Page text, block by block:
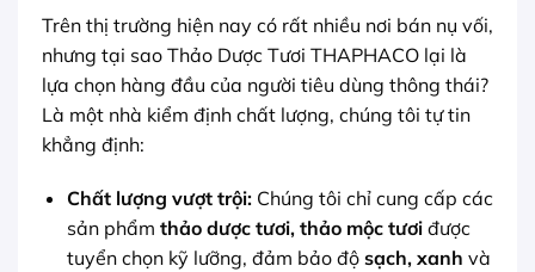
Trên thị trường hiện nay có rất nhiều nơi bán nụ vối,
nhưng tại sao Thảo Dược Tươi THAPHACO lại là
lựa chọn hàng đầu của người tiêu dùng thông thái?
Là một nhà kiểm định chất lượng, chúng tôi tự tin
khẳng định:
Chất lượng vượt trội:Chúng tôi chỉ cung cấp các
sản phẩm thảo dược tươi, thảo mộc tươiđược
tuyển chọn kỹ lưỡng, đảm bảo độ sạch, xanh và